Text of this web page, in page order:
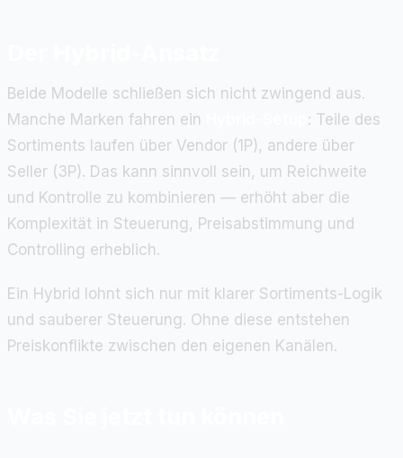
Beide Modelle schließen sich nicht zwingend aus.
Manche Marken fahren ein
: Teile des
Sortiments laufen über Vendor (1P), andere über
Seller (3P). Das kann sinnvoll sein, um Reichweite
und Kontrolle zu kombinieren — erhöht aber die
Komplexität in Steuerung, Preisabstimmung und
Controlling erheblich.
Ein Hybrid lohnt sich nur mit klarer Sortiments-Logik
und sauberer Steuerung. Ohne diese entstehen
Preiskonflikte zwischen den eigenen Kanälen.